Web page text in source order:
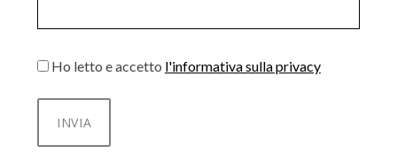
Ho letto e accetto l'informativa sulla privacy